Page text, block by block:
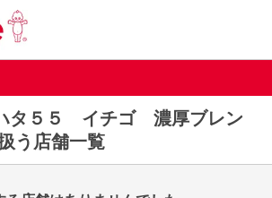
タ５５ イチゴ 濃厚ブレン
う店舗一覧